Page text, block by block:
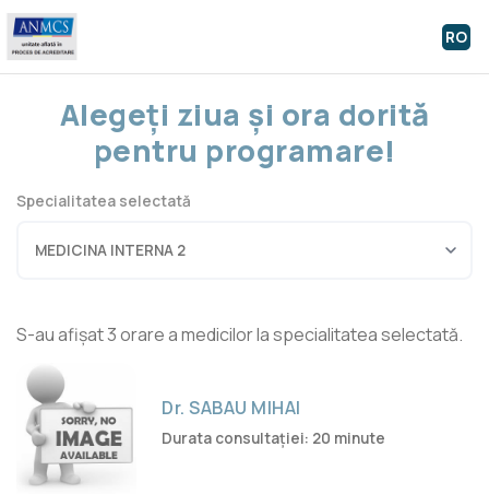
RO
Alegeți ziua și ora dorită
pentru programare!
Specialitatea selectată
S-au afișat 3 orare a medicilor la specialitatea selectată.
Dr. SABAU MIHAI
Durata consultației: 20 minute